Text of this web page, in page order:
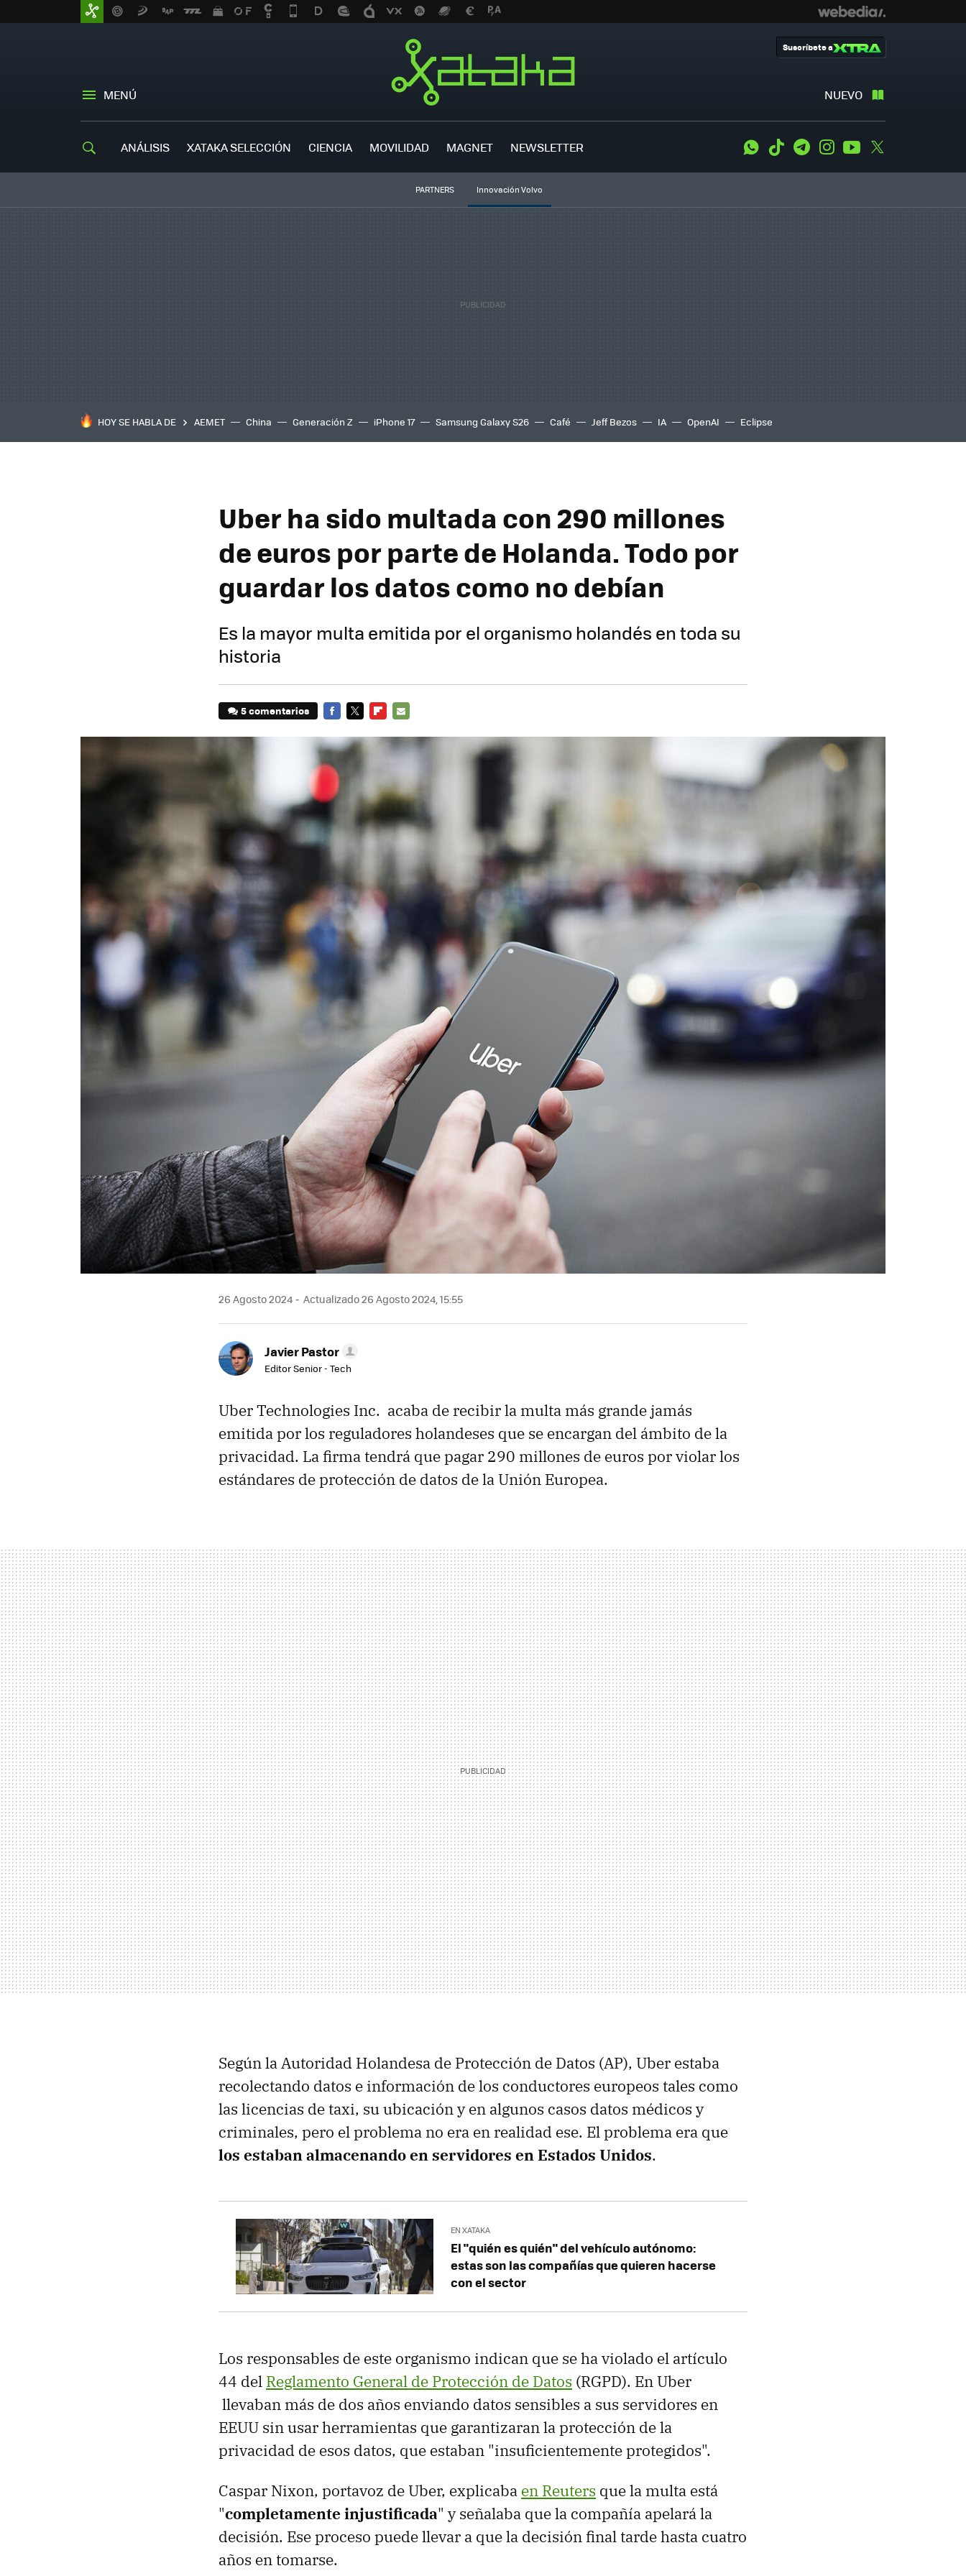
MENÚ NUEVO
Suscríbete a
ANÁLISIS XATAKA SELECCIÓN CIENCIA MOVILIDAD MAGNET NEWSLETTER WhatsApp
Tiktok TelegramInstagramYoutube
PARTNERS Innovación Volvo
HOY SE HABLA DE AEMET China Generación Z iPhone 17 Samsung Galaxy S26 Café Jeff Bezos IA OpenAI Eclipse
Uber ha sido multada con 290 millones
de euros por parte de Holanda. Todo por
guardar los datos como no debían
Es la mayor multa emitida por el organismo holandés en toda su
historia
5 comentarios
MAIL
26 Agosto 2024 Actualizado 26 Agosto 2024, 15:55
Javier Pastor
Editor Senior - Tech
Uber Technologies Inc. acaba de recibir la multa más grande jamás
emitida por los reguladores holandeses que se encargan del ámbito de la
privacidad. La firma tendrá que pagar 290 millones de euros por violar los
estándares de protección de datos de la Unión Europea.
Según la Autoridad Holandesa de Protección de Datos (AP), Uber estaba
recolectando datos e información de los conductores europeos tales como
las licencias de taxi, su ubicación y en algunos casos datos médicos y
criminales, pero el problema no era en realidad ese. El problema era que
los estaban almacenando en servidores en Estados Unidos.
EN XATAKA
El "quién es quién" del vehículo autónomo:
estas son las compañías que quieren hacerse
con el sector
Los responsables de este organismo indican que se ha violado el artículo
44 del Reglamento General de Protección de Datos (RGPD). En Uber
llevaban más de dos años enviando datos sensibles a sus servidores en
EEUU sin usar herramientas que garantizaran la protección de la
privacidad de esos datos, que estaban "insuficientemente protegidos".
Caspar Nixon, portavoz de Uber, explicaba en Reuters que la multa está
"completamente injustificada" y señalaba que la compañía apelará la
decisión. Ese proceso puede llevar a que la decisión final tarde hasta cuatro
años en tomarse.